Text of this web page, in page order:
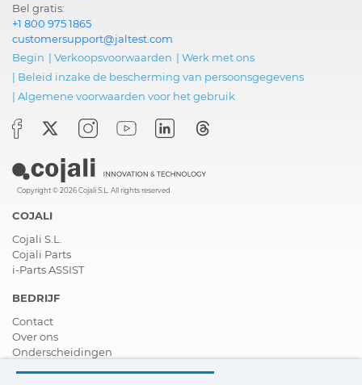
Bel gratis:
+1 800 975 1865
customersupport@jaltest.com
Begin | Verkoopsvoorwaarden | Werk met ons
| Beleid inzake de bescherming van persoonsgegevens
| Algemene voorwaarden voor het gebruik
Copyright © 2026 Cojali S.L. All rights reserved
COJALI
Cojali S.L.
Cojali Parts
i-Parts ASSIST
BEDRIJF
Contact
Over ons
Onderscheidingen